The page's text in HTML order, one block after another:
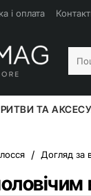
і оплата
на
ТА
Догляд за